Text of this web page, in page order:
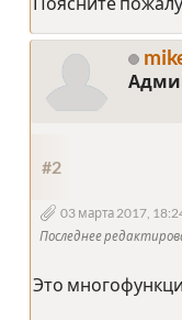
#2
03 марта 2017,
Последнее
Это